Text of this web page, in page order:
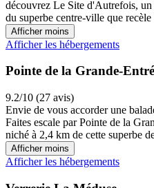
découvrez Le Site d'Autrefois,
du superbe centre-ville que
Afficher moins
Afficher les hébergements
Pointe de la Grande-
9.2/10 (27 avis)
Envie de vous accorder une
Faites escale par Pointe de la
niché à 2,4 km de cette superbe
Afficher moins
Afficher les hébergements